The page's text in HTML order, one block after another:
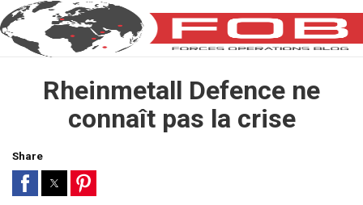
Rheinmetall Defence ne
connaît pas la crise
Share